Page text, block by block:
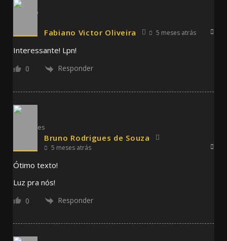
Fabiano Victor Oliveira 5 meses atrás
Interessante! Lpn!
0 Responder
Bruno Rodrigues de Souza
5 meses atrás
Ótimo texto!
Luz pra nós!
0 Responder